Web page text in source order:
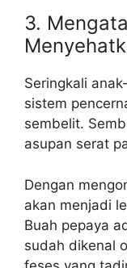
3.
Seringkali
sistem
sembelit.
asupan serat
Dengan
akan menjadi
Buah pepaya
sudah dikenal